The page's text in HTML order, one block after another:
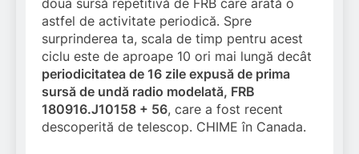
astfel de activitate periodică. Spre
surprinderea ta, scala de timp pentru acest
ciclu este de aproape 10 ori mai lungă decât
periodicitatea de 16 zile expusă de prima
sursă de undă radio modelată, FRB
180916.J10158 + 56, care a fost recent
descoperită de telescop. CHIME în Canada.